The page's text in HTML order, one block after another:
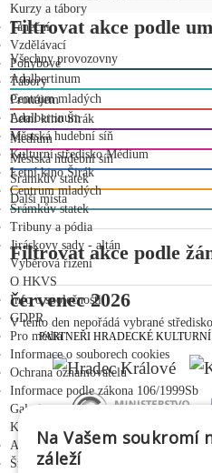
Kurzy a tábory
Taneční
Vzdělávací
Pohybové
Tábory
Pronájem
Adalbertinum
Městská hudební síň
Kulturní středisko Médium
Letní kino Širák
Centrum mladých
Šrámkův statek
Tribuny a pódia
Jiráskovy sady - altán
Výběrová řízení
O HKVS
Info o společnosti
GDPR
Pro média
Informace o souborech cookies
Ochrana oznamovatelů
Informace podle zákona 106/1999Sb
Galerie
Kontakty
Adalbertinum
Šrámkův statek
Filtrovat akce podle
Všechny provozovny
Adalbertinum
Centrum mladých
Letní kino Širák
Medium
Městská hudební síň
Šrámkův statek
Další místa
Filtrovat akce podle
červenec 2026
V tento den nepořádá vybrané
PARTNEŘI HRADECKÉ
Na Vašem soukromí
záleží